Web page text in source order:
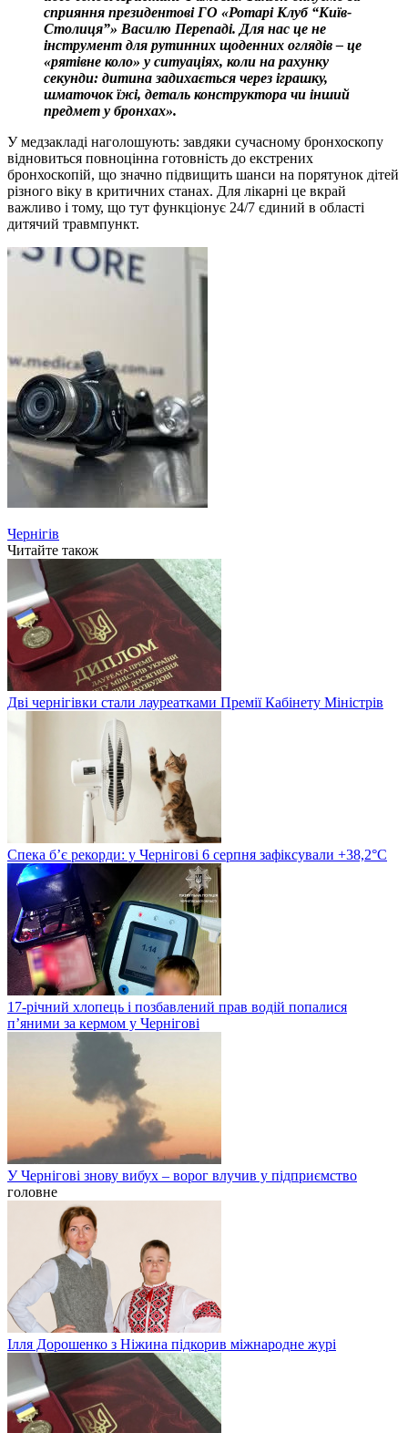
сприяння президентові ГО «Ротарі Клуб “Київ-
Столиця”» Василю Перепаді. Для нас це не
інструмент для рутинних щоденних оглядів – це
«рятівне коло» у ситуаціях, коли на рахунку
секунди: дитина задихається через іграшку,
шматочок їжі, деталь конструктора чи інший
предмет у бронхах».
У медзакладі наголошують: завдяки сучасному бронхоскопу
відновиться повноцінна готовність до екстрених
бронхоскопій, що значно підвищить шанси на порятунок дітей
різного віку в критичних станах. Для лікарні це вкрай
важливо і тому, що тут функціонує 24/7 єдиний в області
дитячий травмпункт.
Чернігів
Читайте також
Дві чернігівки стали лауреатками Премії Кабінету Міністрів
Спека б’є рекорди: у Чернігові 6 серпня зафіксували +38,2°С
17-річний хлопець і позбавлений прав водій попалися
п’яними за кермом у Чернігові
У Чернігові знову вибух – ворог влучив у підприємство
головне
Ілля Дорошенко з Ніжина підкорив міжнародне журі